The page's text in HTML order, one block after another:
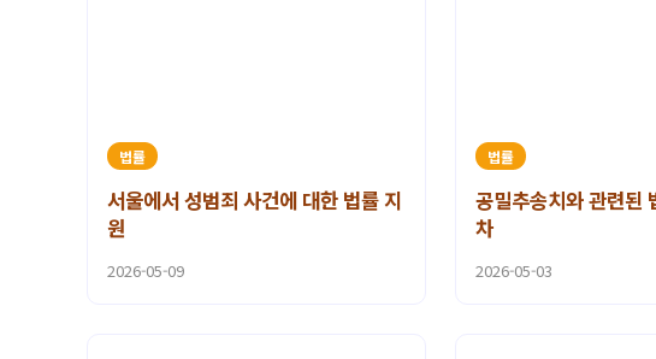
법률
서울에서 성범죄 사건에 대한 법률 지
원
2026-05-09
법률
공밀추송치와 관련된
차
2026-05-03